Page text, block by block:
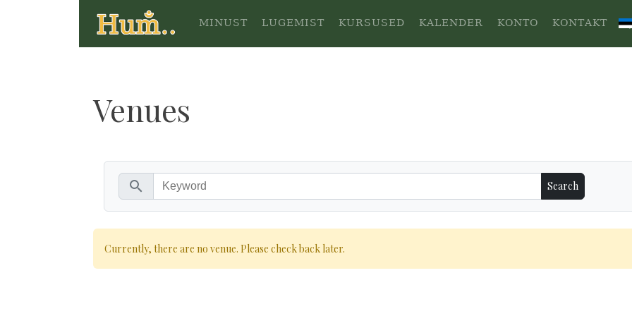
MINUST LUGEMIST KURSUSED KALENDER KONTO KONTAKT .
Venues
search
Currently, there are no venue. Please check back later.